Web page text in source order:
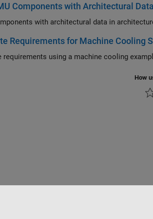
Components with Architectural
with architectural data in
Requirements for Machine Cooling
requirements using a machine cooling
How